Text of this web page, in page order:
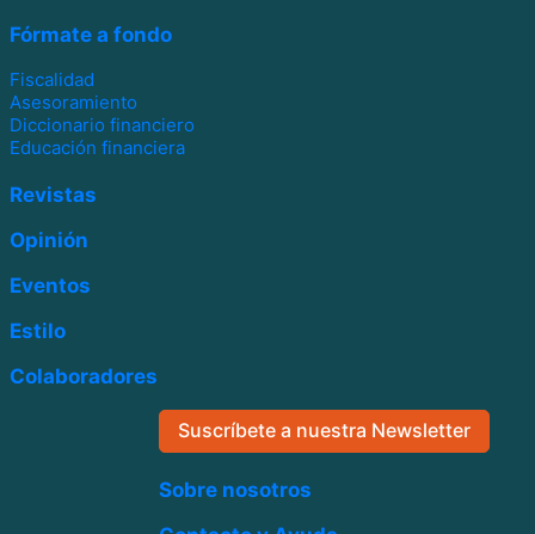
Fórmate a fondo
Fiscalidad
Asesoramiento
Diccionario financiero
Educación financiera
Revistas
Opinión
Eventos
Estilo
Colaboradores
Suscríbete a nuestra Newsletter
Sobre nosotros